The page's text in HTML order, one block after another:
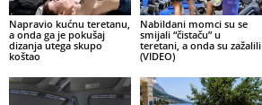
Napravio kućnu teretanu,
a onda ga je pokušaj
dizanja utega skupo
koštao
Nabildani momci su se
smijali “čistaču” u
teretani, a onda su zažalili
(VIDEO)